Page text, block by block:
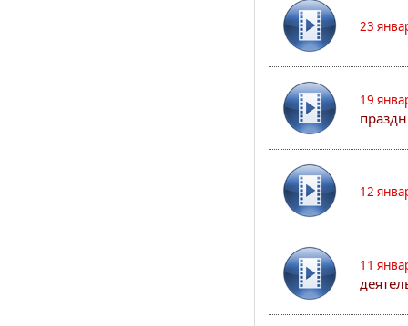
23
19
12
11